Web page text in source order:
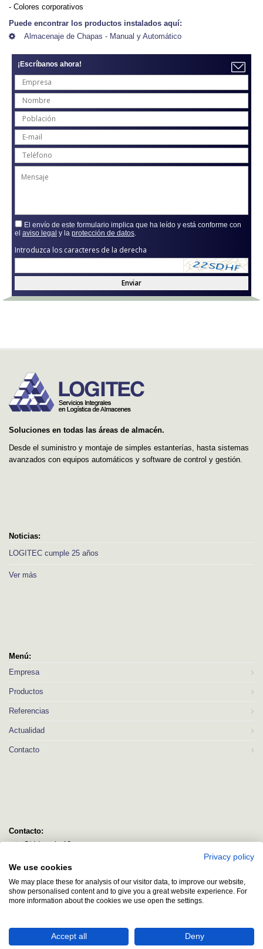
- Colores corporativos
Puede encontrar los productos instalados aquí:
Almacenaje de Chapas - Manual y Automático
¡Escríbanos ahora!
El envío de este formulario implica que ha leído y está conforme con
el aviso legal y la protección de datos
Introduzca los caracteres de la derecha
Enviar
Soluciones en todas las áreas de almacén.
Desde el suministro y montaje de simples estanterías, hasta sistemas
avanzados con equipos automáticos y software de control y gestión.
Noticias:
LOGITEC cumple 25 años
Ver más
Menú:
Empresa
Productos
Referencias
Actualidad
Contacto
Contacto:
C/ Idorsolo 13
Bizkaia
logitec@logitecsl.net
+34 944 544 580
Privacy policy
We use cookies
We may place these for analysis of our visitor data, to improve our website,
show personalised content and to give you a great website experience. For
more information about the cookies we use open the settings.
Accept all Deny